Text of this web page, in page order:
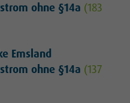
ohne §14a (183
Emsland
ohne §14a (137